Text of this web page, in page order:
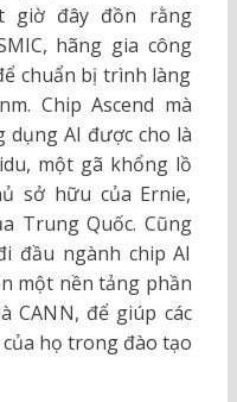
giờ đây đồn rằng
hãng gia công
chuẩn bị trình làng
Chip Ascend mà
dụng AI được cho là
một gã khổng lồ
sở hữu của Ernie,
Trung Quốc. Cũng
đầu ngành chip AI
một nền tảng phần
CANN, để giúp các
họ trong đào tạo